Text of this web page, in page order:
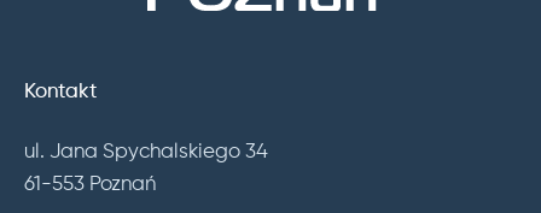
Kontakt
ul. Jana Spychalskiego 34
61-553 Poznań